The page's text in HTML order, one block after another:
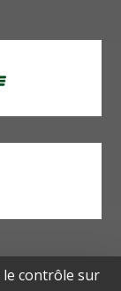
le contrôle sur